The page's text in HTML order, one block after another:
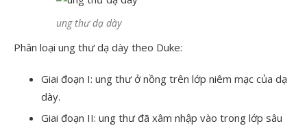
ung thư dạ dày
Phân loại ung thư dạ dày theo Duke:
Giai đoạn I: ung thư ở nồng trên lớp niêm mạc của dạ
dày.
Giai đoạn II: ung thư đã xâm nhập vào trong lớp sâu